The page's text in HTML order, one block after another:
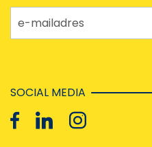
e-mailadres
SOCIAL MEDIA